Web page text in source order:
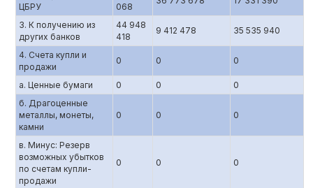
ЦБРУ
068
3. К получению из
других банков
44 948
418
9 412 478 35 535 940
4. Счета купли и
продажи
0 0 0
а. Ценные бумаги 0 0
0
б. Драгоценные
металлы, монеты,
камни
0 0 0
в. Минус: Резерв
возможных убытков
по счетам купли-
продажи
0 0 0